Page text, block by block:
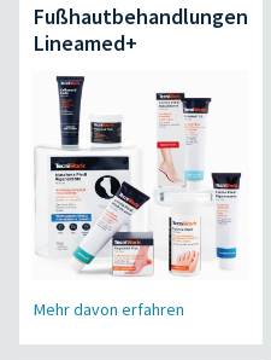
Fußhautbehandlungen
Lineamed+
Mehr davon erfahren